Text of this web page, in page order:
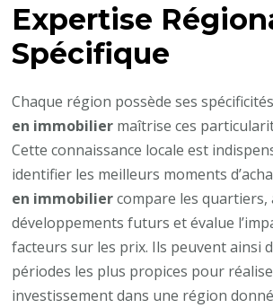
Expertise
Spécifique
Chaque région possède ses
en immobilier maîtrise ces
Cette connaissance locale est
identifier les meilleurs moments
en immobiliercompare les quartiers,
développements futurs et évalue
facteurs sur les prix. Ils peuvent ainsi
périodes les plus propices pour
investissement dans une région